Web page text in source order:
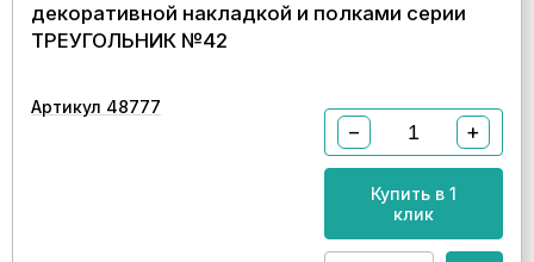
декоративной накладкой и полками серии
ТРЕУГОЛЬНИК №42
Артикул 48777
− +
Купить в 1
клик